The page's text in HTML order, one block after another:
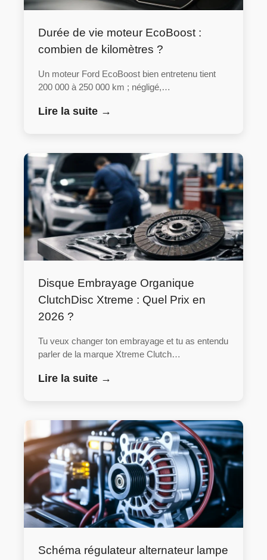
Durée de vie moteur EcoBoost :
combien de kilomètres ?
Un moteur Ford EcoBoost bien entretenu tient
200 000 à 250 000 km ; négligé,…
Lire la suite →
Disque Embrayage Organique
ClutchDisc Xtreme : Quel Prix en
2026 ?
Tu veux changer ton embrayage et tu as entendu
parler de la marque Xtreme Clutch…
Lire la suite →
Schéma régulateur alternateur lampe